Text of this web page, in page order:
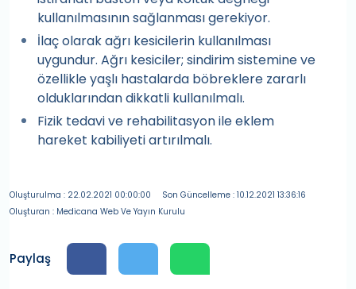
kullanılmasının sağlanması gerekiyor.
İlaç olarak ağrı kesicilerin kullanılması
uygundur. Ağrı kesiciler; sindirim sistemine ve
özellikle yaşlı hastalarda böbreklere zararlı
olduklarından dikkatli kullanılmalı.
Fizik tedavi ve rehabilitasyon ile eklem
hareket kabiliyeti artırılmalı.
Oluşturulma : 22.02.2021 00:00:00
Son Güncelleme : 10.12.2021 13:36:16
Oluşturan : Medicana Web Ve Yayın Kurulu
Paylaş